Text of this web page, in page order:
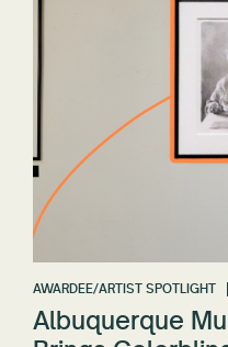
AWARDEE/ARTIST SPOTLIGHT
Albuquerque